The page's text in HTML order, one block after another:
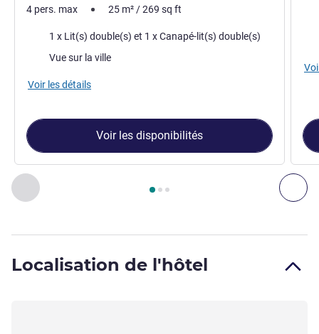
Précédent - Chambre
Page , Chambre 1 : Chambre Exécutive avec 1 lit
4 pers. max 25 m²/269 sq ft
Literie
1 x Lit(s) double(s) et 1 x Canapé-lit(s) double(s)
Vues :Vue sur la ville
Voir les détails
Voir les disponibilités
Localisation de l'hôtel